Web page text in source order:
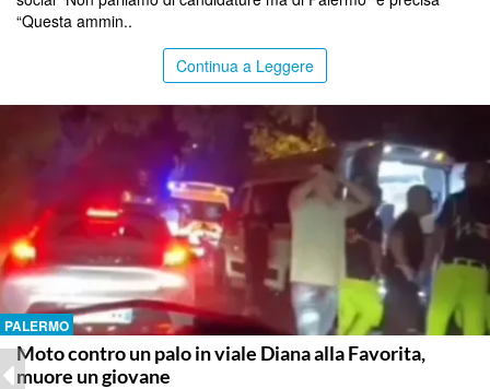
“Questa ammin..
Continua a Leggere
PALERMO
Moto contro un palo in viale Diana alla Favorita,
muore un giovane